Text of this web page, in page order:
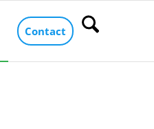
Contact